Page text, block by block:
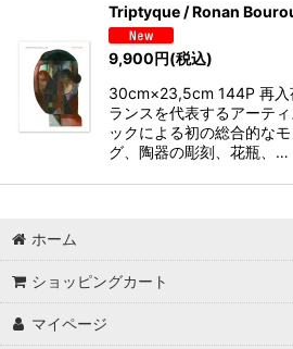
Triptyque / Ronan
9,900円(税込)
30cm×23,5cm 144P 再入
ランスを代表するアーテ
ックによる初の総合的な
グ、陶器の彫刻、花瓶、…
ホーム
ショッピングカート
マイページ